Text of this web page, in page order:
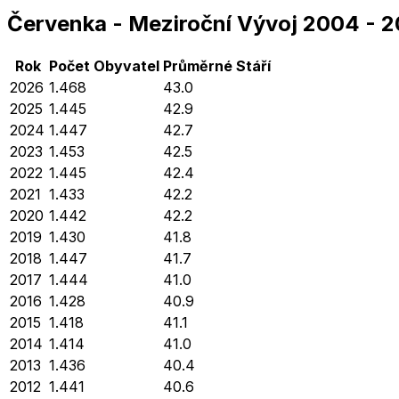
Červenka - Meziroční Vývoj 2004 -
Rok Počet Obyvatel Průměrné Stáří
2026 1.468
43.0
2025 1.445
42.9
2024 1.447
42.7
2023 1.453
42.5
2022 1.445
42.4
2021 1.433
42.2
2020 1.442
42.2
2019 1.430
41.8
2018 1.447
41.7
2017 1.444
41.0
2016 1.428
40.9
2015 1.418
41.1
2014 1.414
41.0
2013 1.436
40.4
2012 1.441
40.6